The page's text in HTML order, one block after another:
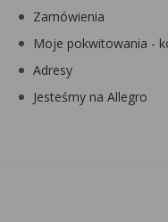
Zamówienia
Moje pokwitowania -
Adresy
Jesteśmy na Allegro